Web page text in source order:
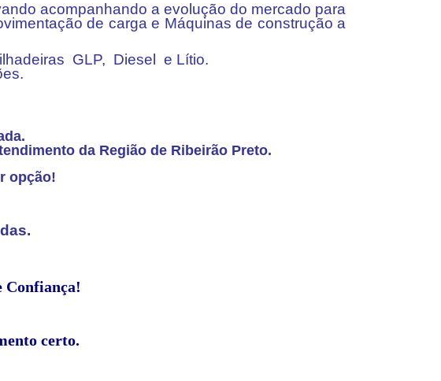
acompanhando a evolução do mercado para
de carga e Máquinas de construção a
GLP, Diesel e Lítio.
da Região de Ribeirão Preto.
opção!
certo.